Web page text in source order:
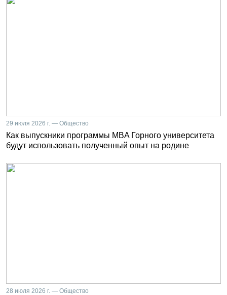
29 июля 2026 г. — Общество
Как выпускники программы MBA Горного университета
будут использовать полученный опыт на родине
28 июля 2026 г. — Общество